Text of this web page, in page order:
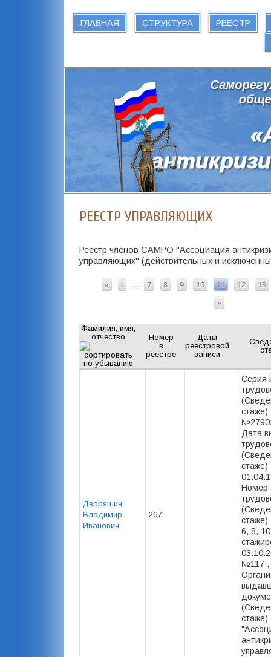
ГЛАВНАЯ СТРУКТУРА РЕЕСТР
РЕЕСТР УПРАВЛЯЮЩИХ
Реестр членов САМРО "Ассоциация
управляющих" (действительных и
« ‹ … 7 8 9 10 11 12
13
»
Фамилия, имя,
отчество
Номер
в
реестре
Даты
реестровой
записи
Дворяшин
Владимир
Иванович
267
Серия
стаже)
Дата
стаже)
Номер
стаже)
6, 8,
№117 ,